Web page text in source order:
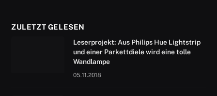
ZULETZT GELESEN
Leserprojekt: Aus Philips Hue Lightstrip
und einer Parkettdiele wird eine tolle
Wandlampe
05.11.2018